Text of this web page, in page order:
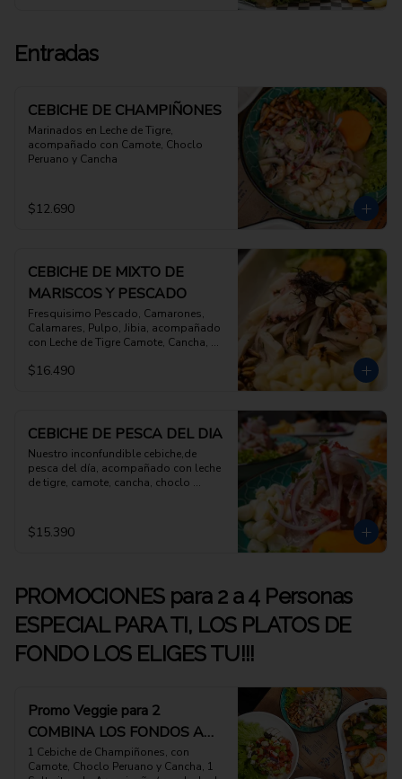
Entradas
CEBICHE DE CHAMPIÑONES
Marinados en Leche de Tigre,
acompañado con Camote, Choclo
Peruano y Cancha
$12.690
CEBICHE DE MIXTO DE
MARISCOS Y PESCADO
Fresquisimo Pescado, Camarones,
Calamares, Pulpo, Jibia, acompañado
con Leche de Tigre Camote, Cancha,
$16.490
CEBICHE DE PESCA DEL DIA
Nuestro inconfundible cebiche,de
pesca del día, acompañado con leche
de tigre, camote, cancha, choclo
$15.390
PROMOCIONES para 2 a 4 Personas
ESPECIAL PARA TI, LOS PLATOS DE
FONDO LOS ELIGES TU!!!
Promo Veggie para 2
COMBINA LOS FONDOS A
TU ELECCION
1 Cebiche de Champiñones, con
Camote, Choclo Peruano y Cancha, 1